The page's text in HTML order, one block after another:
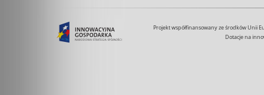
Projekt współfinansowany ze środków Unii
Dotacje na